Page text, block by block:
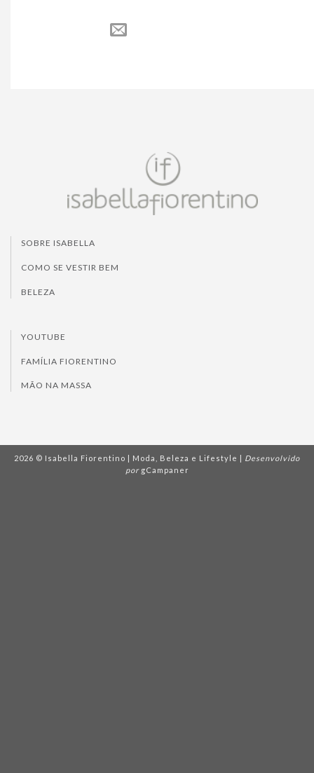
SOBRE ISABELLA
COMO SE VESTIR BEM
BELEZA
YOUTUBE
FAMÍLIA FIORENTINO
MÃO NA MASSA
2026 © Isabella Fiorentino | Moda, Beleza e Lifestyle | Desenvolvido
por gCampaner